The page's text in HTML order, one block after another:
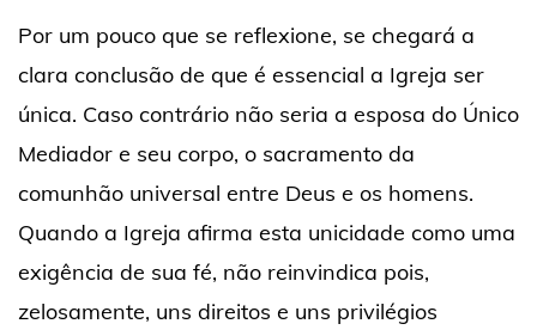
Por um pouco que se reflexione, se chegará a
clara conclusão de que é essencial a Igreja ser
única. Caso contrário não seria a esposa do Único
Mediador e seu corpo, o sacramento da
comunhão universal entre Deus e os homens.
Quando a Igreja afirma esta unicidade como uma
exigência de sua fé, não reinvindica pois,
zelosamente, uns direitos e uns privilégios